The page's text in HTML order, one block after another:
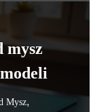
mysz
Mysz,